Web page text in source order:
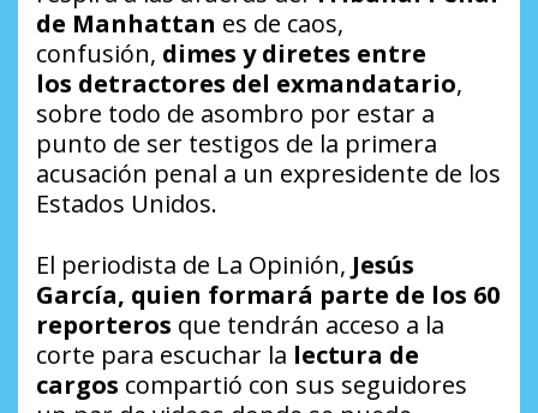
de Manhattan es de caos,
confusión, dimes y diretes entre
los detractores del exmandatario,
sobre todo de asombro por estar a
punto de ser testigos de la primera
acusación penal a un expresidente de los
Estados Unidos.
El periodista de La Opinión, Jesús
García, quien formará parte de los 60
reporteros que tendrán acceso a la
corte para escuchar la lectura de
cargos compartió con sus seguidores